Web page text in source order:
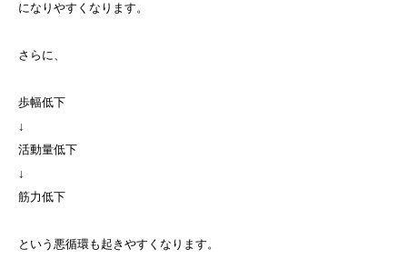
になりやすくなります。
さらに、
歩幅低下
↓
活動量低下
↓
筋力低下
という悪循環も起きやすくなります。